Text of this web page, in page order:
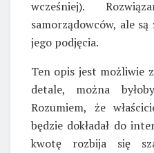
wcześniej).
samorządowców, ale
jego podjęcia.
Ten opis jest możliwie
detale, można
Rozumiem, że
będzie dokładał do
kwotę rozbija się